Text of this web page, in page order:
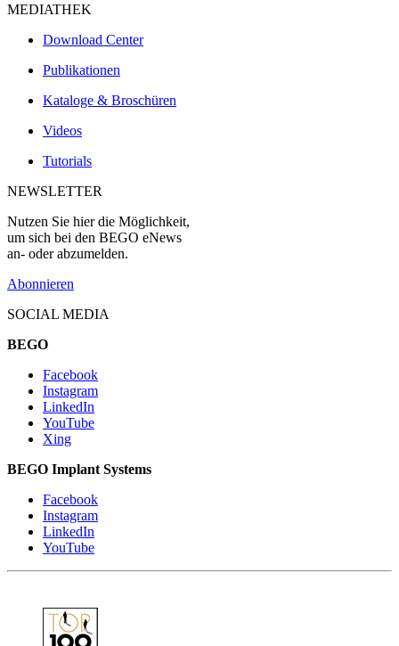
MEDIATHEK
Download Center
Publikationen
Kataloge & Broschüren
Videos
Tutorials
NEWSLETTER
Nutzen Sie hier die Möglichkeit,
um sich bei den BEGO eNews
an- oder abzumelden.
Abonnieren
SOCIAL MEDIA
BEGO
Facebook
Instagram
LinkedIn
YouTube
Xing
BEGO Implant Systems
Facebook
Instagram
LinkedIn
YouTube